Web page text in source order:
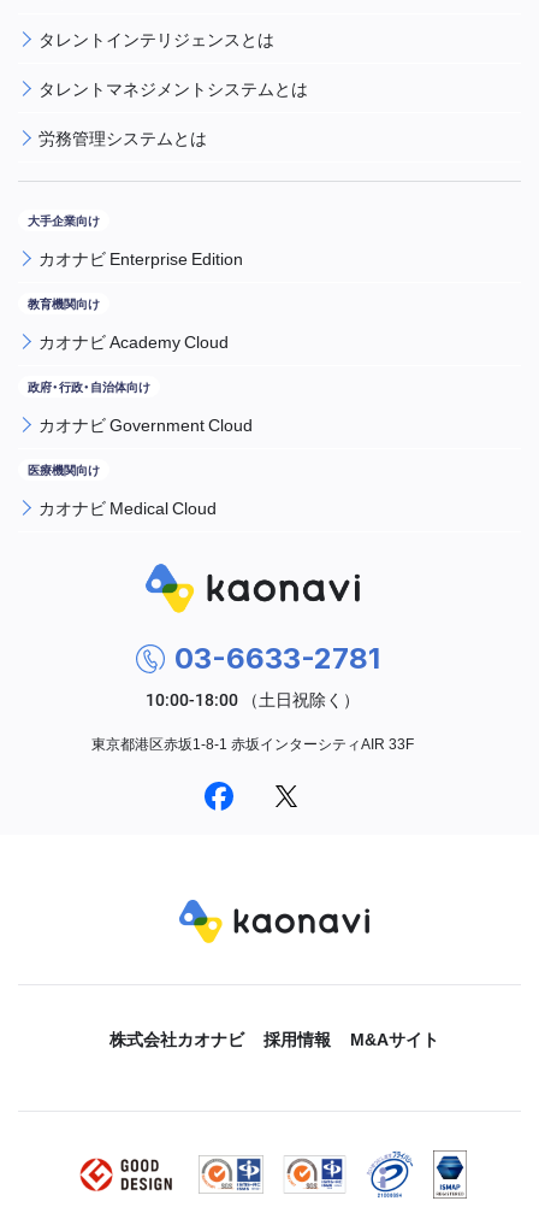
タレントインテリジェンスとは
タレントマネジメントシステムとは
労務管理システムとは
カオナビ Enterprise Edition
カオナビ Academy Cloud
カオナビ Government Cloud
カオナビ Medical Cloud
03-6633-2781
東京都港区赤坂1-8-1 赤坂インターシティAIR 33F
株式会社カオナビ 採用情報 M&Aサイト